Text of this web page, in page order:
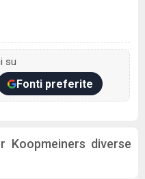
su
Fonti preferite
Koopmeiners diverse